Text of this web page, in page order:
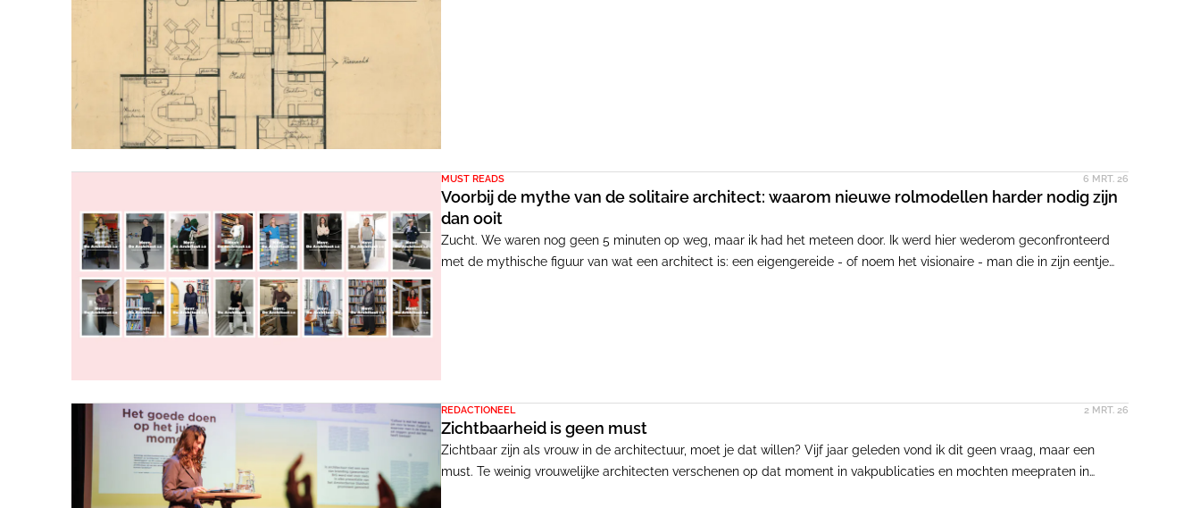
MUST READS 6 MRT. 26
Voorbij de mythe van de solitaire architect: waarom nieuwe rolmodellen harder nodig zijn
dan ooit
Zucht. We waren nog geen 5 minuten op weg, maar ik had het meteen door. Ik werd hier wederom geconfronteerd
met de mythische figuur van wat een architect is: een eigengereide - of noem het visionaire - man die in zijn eentje
REDACTIONEEL 2 MRT. 26
Zichtbaarheid is geen must
Zichtbaar zijn als vrouw in de architectuur, moet je dat willen? Vijf jaar geleden vond ik dit geen vraag, maar een
must. Te weinig vrouwelijke architecten verschenen op dat moment in vakpublicaties en mochten meepraten in